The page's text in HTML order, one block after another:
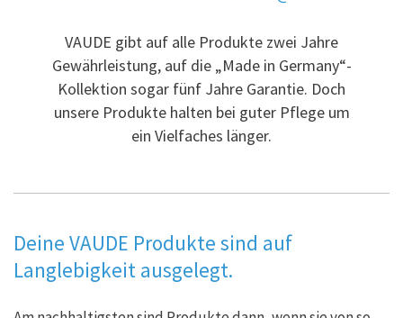
VAUDE gibt auf alle Produkte zwei Jahre
Gewährleistung, auf die „Made in Germany“-
Kollektion sogar fünf Jahre Garantie. Doch
unsere Produkte halten bei guter Pflege um
ein Vielfaches länger.
Deine VAUDE Produkte sind auf
Langlebigkeit ausgelegt.